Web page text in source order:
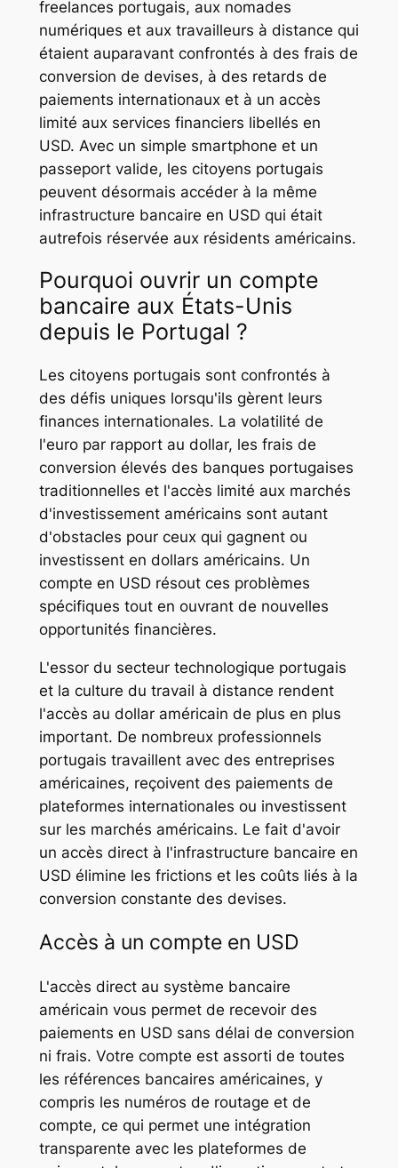
freelances portugais, aux nomades
numériques et aux travailleurs à distance qui
étaient auparavant confrontés à des frais de
conversion de devises, à des retards de
paiements internationaux et à un accès
limité aux services financiers libellés en
USD. Avec un simple smartphone et un
passeport valide, les citoyens portugais
peuvent désormais accéder à la même
infrastructure bancaire en USD qui était
autrefois réservée aux résidents américains.
Pourquoi ouvrir un compte
bancaire aux États-Unis
depuis le Portugal ?
Les citoyens portugais sont confrontés à
des défis uniques lorsqu'ils gèrent leurs
finances internationales. La volatilité de
l'euro par rapport au dollar, les frais de
conversion élevés des banques portugaises
traditionnelles et l'accès limité aux marchés
d'investissement américains sont autant
d'obstacles pour ceux qui gagnent ou
investissent en dollars américains. Un
compte en USD résout ces problèmes
spécifiques tout en ouvrant de nouvelles
opportunités financières.
L'essor du secteur technologique portugais
et la culture du travail à distance rendent
l'accès au dollar américain de plus en plus
important. De nombreux professionnels
portugais travaillent avec des entreprises
américaines, reçoivent des paiements de
plateformes internationales ou investissent
sur les marchés américains. Le fait d'avoir
un accès direct à l'infrastructure bancaire en
USD élimine les frictions et les coûts liés à la
conversion constante des devises.
Accès à un compte en USD
L'accès direct au système bancaire
américain vous permet de recevoir des
paiements en USD sans délai de conversion
ni frais. Votre compte est assorti de toutes
les références bancaires américaines, y
compris les numéros de routage et de
compte, ce qui permet une intégration
transparente avec les plateformes de